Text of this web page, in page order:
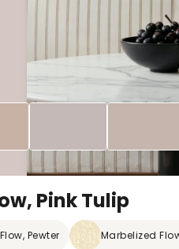
Pink Tulip
Pewter Marbelized